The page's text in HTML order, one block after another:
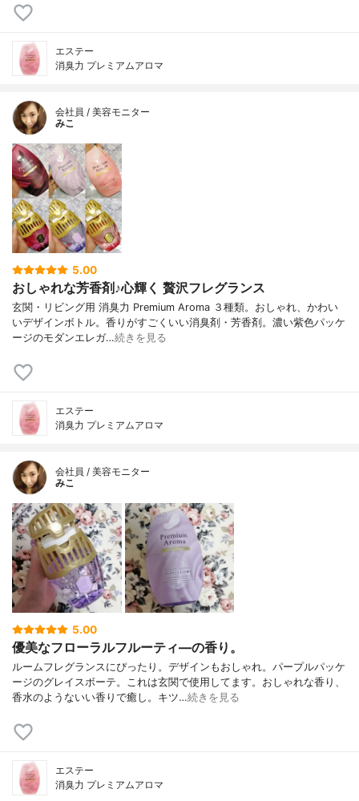
エステー
消臭力 プレミアムアロマ
会社員 / 美容モニター
みこ
5.00
おしゃれな芳香剤♪心輝く 贅沢フレグランス
玄関・リビング用 消臭力 Premium Aroma ３種類。おしゃれ、かわい
いデザインボトル。香りがすごくいい消臭剤・芳香剤。濃い紫色パッケ
ージのモダンエレガ…続きを見る
エステー
消臭力 プレミアムアロマ
会社員 / 美容モニター
みこ
5.00
優美なフローラルフルーティ―の香り。
ルームフレグランスにぴったり。デザインもおしゃれ。パープルパッケ
ージのグレイスボーテ。これは玄関で使用してます。おしゃれな香り、
香水のようないい香りで癒し。キツ…続きを見る
エステー
消臭力 プレミアムアロマ